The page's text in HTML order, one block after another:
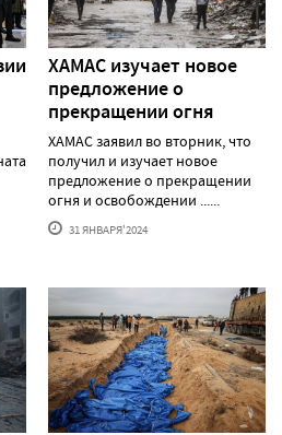
ХАМАС изучает новое
предложение о
прекращении огня
ХАМАС заявил во вторник, что
получил и изучает новое
предложение о прекращении
огня и освобождении ......
31 ЯНВАРЯ'2024